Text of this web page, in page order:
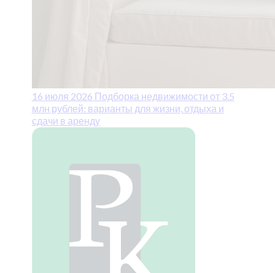
16 июля 2026 Подборка недвижимости от 3.5
млн рублей: варианты для жизни, отдыха и
сдачи в аренду